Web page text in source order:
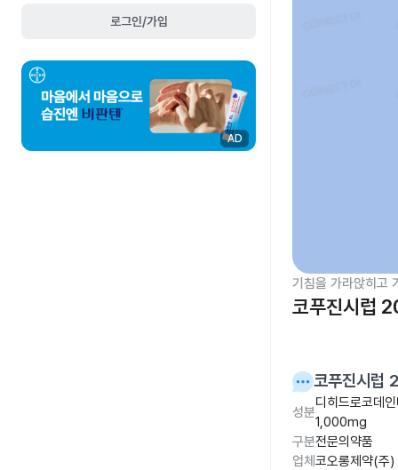
로그인/가입
AD
기침을 가라앉히고
코푸진시럽
코푸진시럽
성분
디히드로코데
1,000mg
구분전문의약품
업체 코오롱제약(주)